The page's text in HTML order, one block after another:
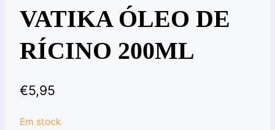
VATIKA ÓLEO DE
RÍCINO 200ML
€5,95
Em stock